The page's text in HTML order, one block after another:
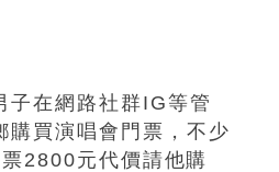
子在網路社群IG等管
購買演唱會門票，不少
2800元代價請他購